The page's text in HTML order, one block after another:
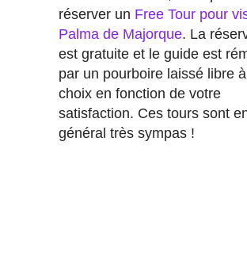
réserver un Free Tour pour
Palma de Majorque. La
est gratuite et le guide est
par un pourboire laissé libre
choix en fonction de votre
satisfaction. Ces tours sont
général très sympas !